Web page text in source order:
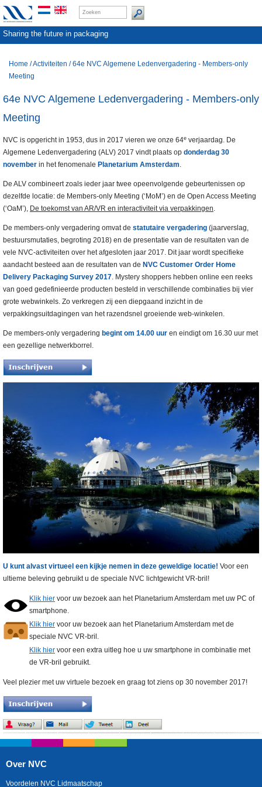
Sharing the future in packaging
Home /Activiteiten /64e NVC Algemene Ledenvergadering - Members-only
Meeting
64e NVC Algemene Ledenvergadering - Members-only
Meeting
NVC is opgericht in 1953, dus in 2017 vieren we onze 64e verjaardag. De
Algemene Ledenvergadering (ALV) 2017 vindt plaats op donderdag 30
november in het fenomenale Planetarium Amsterdam.
De ALV combineert zoals ieder jaar twee opeenvolgende gebeurtenissen op
dezelfde locatie: de Members-only Meeting (‘MoM’) en de Open Access Meeting
(‘OaM’), De toekomst van AR/VR en interactiviteit via verpakkingen.
De members-only vergadering omvat de statutaire vergadering (jaarverslag,
bestuursmutaties, begroting 2018) en de presentatie van de resultaten van de
vele NVC-activiteiten over het afgesloten jaar 2017. Dit jaar wordt specifieke
aandacht besteed aan de resultaten van de NVC Customer Order Home
Delivery Packaging Survey 2017. Mystery shoppers hebben online een reeks
van goed gedefinieerde producten besteld in verschillende combinaties bij vier
grote webwinkels. Zo verkregen zij een diepgaand inzicht in de
verpakkingsuitdagingen van het razendsnel groeiende web-winkelen.
De members-only vergadering begint om 14.00 uur en eindigt om 16.30 uur met
een gezellige netwerkborrel.
U kunt alvast virtueel een kijkje nemen in deze geweldige locatie! Voor een
ultieme beleving gebruikt u de speciale NVC lichtgewicht VR-bril!
Klik hier voor uw bezoek aan het Planetarium Amsterdam met uw PC of
smartphone.
Klik hier voor uw bezoek aan het Planetarium Amsterdam met de
speciale NVC VR-bril.
Klik hier voor een extra uitleg hoe u uw smartphone in combinatie met
de VR-bril gebruikt.
Veel plezier met uw virtuele bezoek en graag tot ziens op 30 november 2017!
Over NVC
Voordelen NVC Lidmaatschap